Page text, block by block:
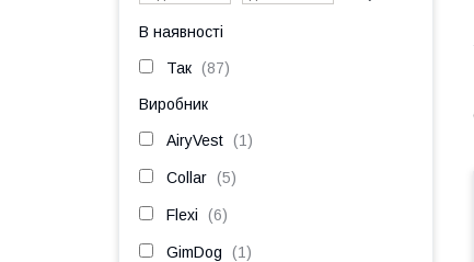
В наявності
Так 87
Виробник
AiryVest 1
Collar 5
Flexi 6
GimDog 1